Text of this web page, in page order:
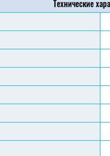
Технические